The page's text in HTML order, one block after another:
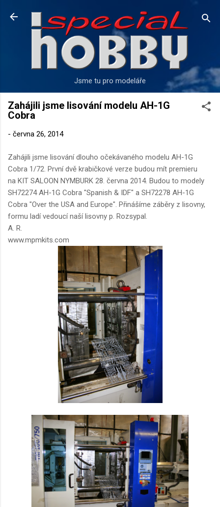
Přeskočit na hlavní obsah
Jsme tu pro modeláře
Zahájili jsme lisování modelu AH-1G
Cobra
- června 26, 2014
Zahájili jsme lisování dlouho očekávaného modelu AH-1G
Cobra 1/72. První dvě krabičkové verze budou mít premieru
na KIT SALOON NYMBURK 28. června 2014. Budou to modely
SH72274 AH-1G Cobra "Spanish & IDF" a SH72278 AH-1G
Cobra "Over the USA and Europe". Přinášíme záběry z lisovny,
formu ladí vedoucí naší lisovny p. Rozsypal.
A. R.
www.mpmkits.com